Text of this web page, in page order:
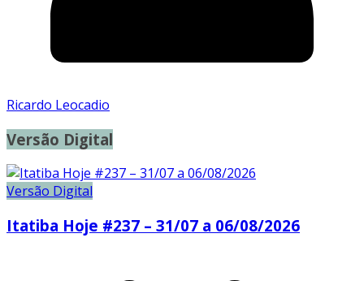
Ricardo Leocadio
Versão Digital
Versão Digital
Itatiba Hoje #237 – 31/07 a 06/08/2026